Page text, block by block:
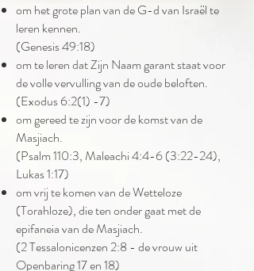
om het grote plan van de G-d van Israël te
leren kennen.
(Genesis 49:18)
om te leren dat Zijn Naam garant staat voor
de volle vervulling van de oude beloften.
(Exodus 6:2(1) -7)
om gereed te zijn voor de komst van de
Masjiach.
(Psalm 110:3, Maleachi 4:4-6 (3:22-24),
Lukas 1:17)
om vrij te komen van de Wetteloze
(Torahloze), die ten onder gaat met de
epifaneia van de Masjiach.
(2 Tessalonicenzen 2:8 - de vrouw uit
Openbaring 17 en 18)